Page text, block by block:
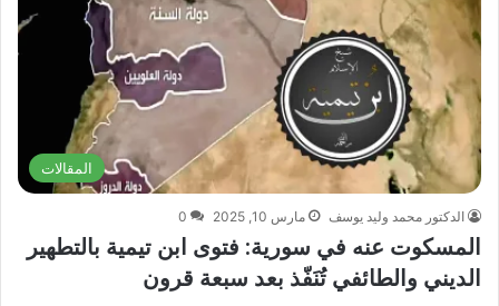
المقالات
الدكتور محمد وليد يوسف مارس 10, 2025 0
المسكوت عنه في سورية: فتوى ابن تيمية بالتطهير
الديني والطائفي تُنَفّذ بعد سبعة قرون